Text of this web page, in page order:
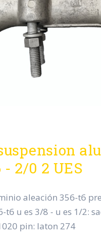
2/0 2 UES
aleación 356-t6
t6 u es 3/8 - u es 1/2:
pin: laton 274